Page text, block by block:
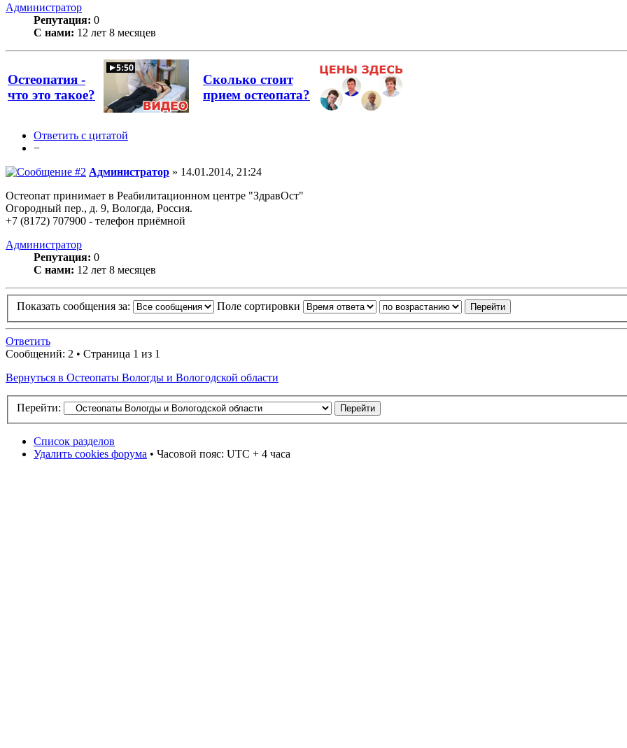
Администратор
Репутация: 0
С нами: 12 лет 8 месяцев
Остеопатия -
что это такое?
Сколько стоит
прием остеопата?
Ответить с цитатой
−
Администратор » 14.01.2014, 21:24
Остеопат принимает в Реабилитационном центре "ЗдравОст"
Огородный пер., д. 9, Вологда, Россия.
+7 (8172) 707900 - телефон приёмной
Администратор
Репутация: 0
С нами: 12 лет 8 месяцев
Показать сообщения за: Поле сортировки
Ответить
Сообщений: 2 • Страница 1 из 1
Вернуться в Остеопаты Вологды и Вологодской области
Перейти:
Список разделов
Удалить cookies форума • Часовой пояс: UTC + 4 часа